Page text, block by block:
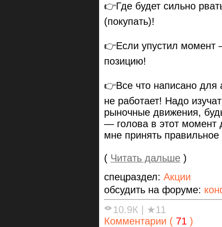
👉Где будет сильно
(покупать)!
👉Если упустил момент
позицию!
👉Все что написано для
не работает! Надо
рыночные движения,
— голова в этот
мне принять
( Читать дальше )
спецраздел: Акции
обсудить на форуме:
10.9К | ★11
Комментарии ( 71 )